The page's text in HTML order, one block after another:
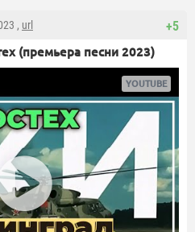
+5
, url
(премьера песни 2023)